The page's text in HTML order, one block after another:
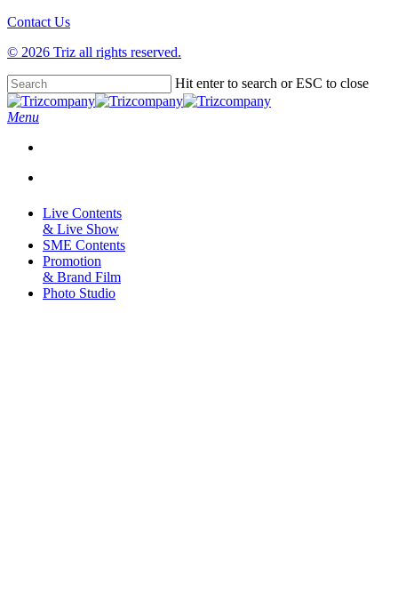
Contact Us
© 2026 Triz all rights reserved.
Skip
to
main
Hit enter to search or ESC to close
Close
Search
Menu
Live Contents
& Live Show
SME Contents
Promotion
& Brand Film
Photo Studio